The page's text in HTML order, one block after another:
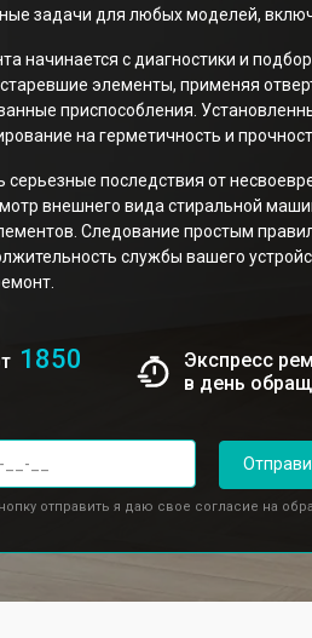
задачи для любых моделей,
начинается с диагностики и
элементы, применяя
приспособления.
на герметичность и
серьезные последствия от
внешнего вида стиральной
Следование простым
службы вашего
1850
Экспресс
в день
отправить я даю свое согласие на